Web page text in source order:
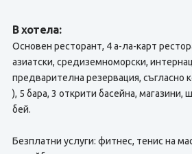
В хотела:
Основен ресторант, 4 а-ла-карт
азиатски, средиземноморски,
предварителна резервация, съгласно
), 5 бара, 3 открити басейна, магазини,
бей.
Безплатни услуги: фитнес, тенис на